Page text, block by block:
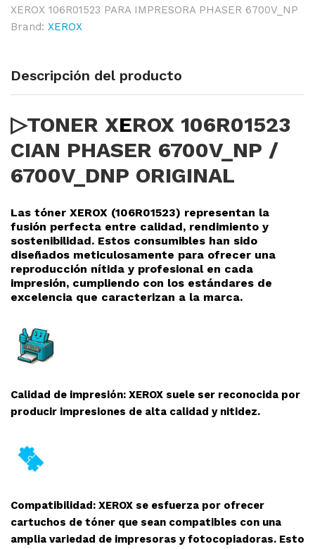
XEROX 106R01523 PARA IMPRESORA PHASER 6700V_NP
Brand: XEROX
Descripción del producto
▷TONER XEROX 106R01523
CIAN PHASER 6700V_NP /
6700V_DNP ORIGINAL
Las tóner XEROX (106R01523) representan la
fusión perfecta entre calidad, rendimiento y
sostenibilidad. Estos consumibles han sido
diseñados meticulosamente para ofrecer una
reproducción nítida y profesional en cada
impresión, cumpliendo con los estándares de
excelencia que caracterizan a la marca.
Calidad de impresión: XEROX suele ser reconocida por
producir impresiones de alta calidad y nitidez.
Compatibilidad: XEROX se esfuerza por ofrecer
cartuchos de tóner que sean compatibles con una
amplia variedad de impresoras y fotocopiadoras. Esto